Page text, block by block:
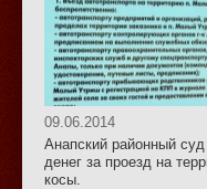
09.06.2014
Анапский районный
денег за проезд на
косы.